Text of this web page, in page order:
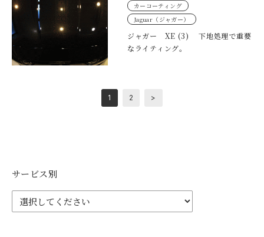
カーコーティング
Jaguar（ジャガー）
ジャガー XE (3) 下地処理で重要
なライティング。
1 2 >
サービス別